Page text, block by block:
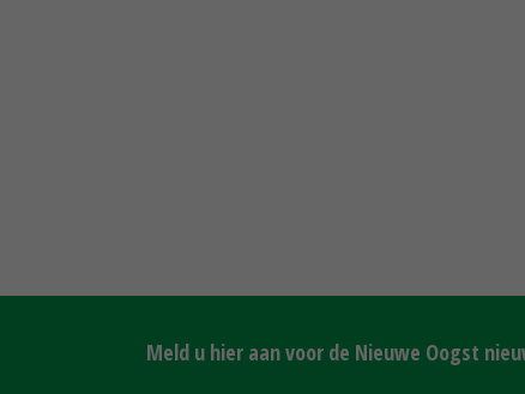
Meld u hier aan voor de Nieuwe Oogst